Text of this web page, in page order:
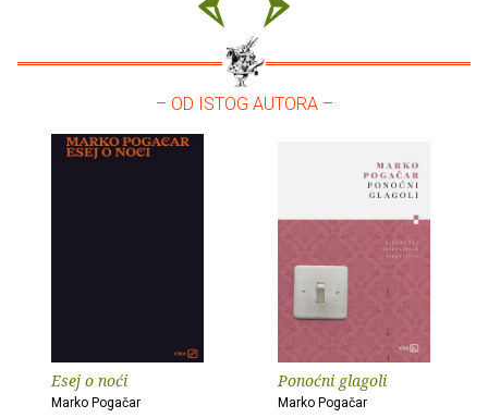
– OD ISTOG AUTORA –
Esej o noći
Marko Pogačar
Ponoćni glagoli
Marko Pogačar